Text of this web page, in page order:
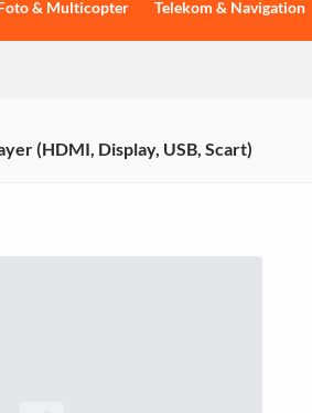
& Multicopter Telekom & Navigation
(HDMI, Display, USB, Scart)